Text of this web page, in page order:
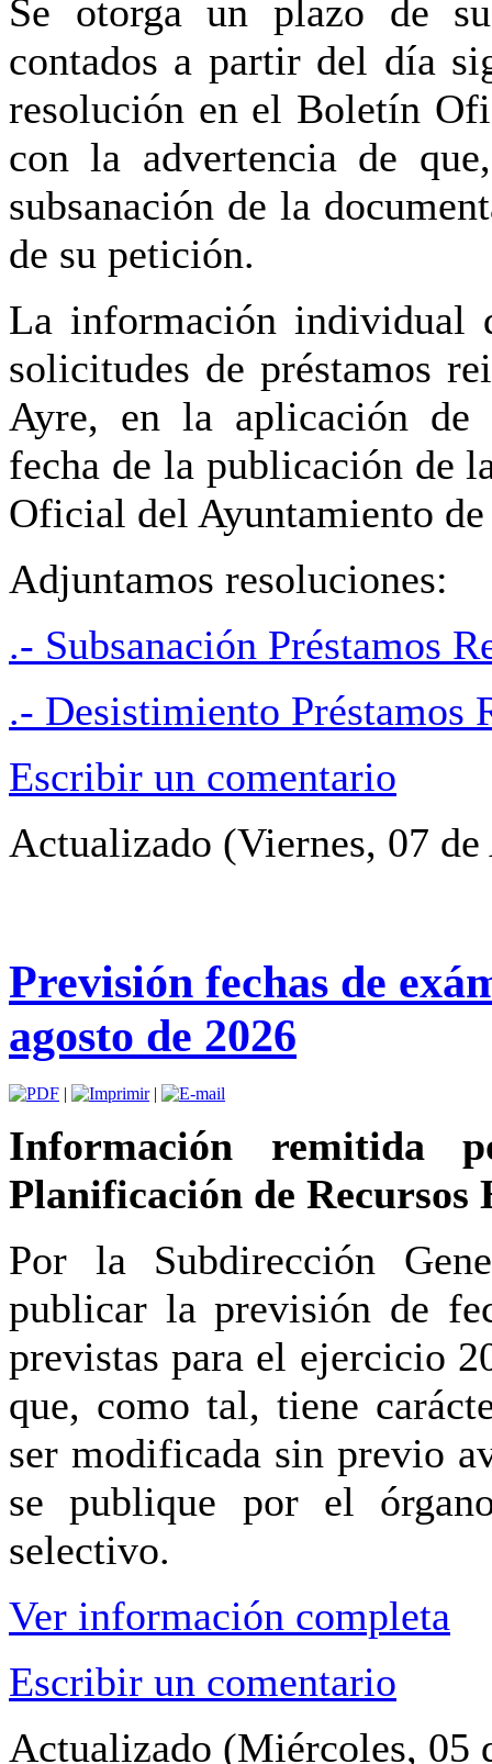
Se otorga un plazo de
contados a partir del día
resolución en el Boletín
con la advertencia de
subsanación de la
de su petición.
La información individual
solicitudes de préstamos
Ayre, en la aplicación
fecha de la publicación de
Oficial del Ayuntamiento
Adjuntamos resoluciones:
.- Subsanación Préstamos
.- Desistimiento Préstamos
Escribir un comentario
Actualizado (Viernes, 07
Previsión fechas de
agosto de 2026
| |
Información remitida
Planificación de Recursos
Por la Subdirección
publicar la previsión de
previstas para el ejercicio
que, como tal, tiene
ser modificada sin previo
se publique por el
selectivo.
Ver información completa
Escribir un comentario
Actualizado (Miércoles, 05